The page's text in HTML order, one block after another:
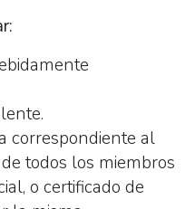
correspondiente al
todos los miembros
o certificado de